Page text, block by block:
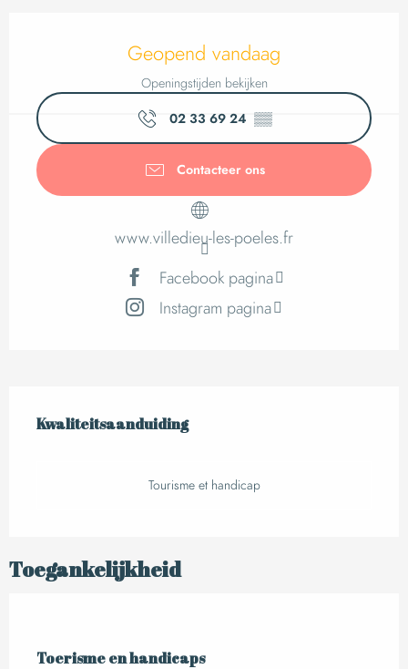
Openingstijden en
Geopend vandaag
Openingstijden bekijken
02 33 69 24 ▒▒
Contacteer ons
www.villedieu-les-poeles.fr
Facebook pagina
Instagram pagina
Dienstverlening
Kwaliteitsaanduiding
Kwaliteitsaanduiding
Tourisme et handicap
Toegankelijkheid
Toerisme en handicaps
Toerisme en handicaps